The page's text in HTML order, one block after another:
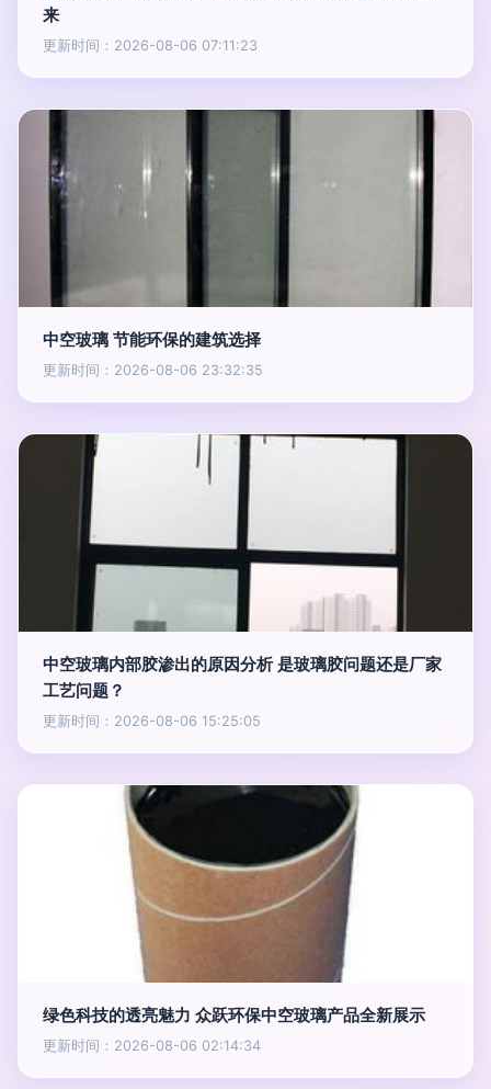
来
更新时间：2026-08-06 07:11:23
中空玻璃 节能环保的建筑选择
更新时间：2026-08-06 23:32:35
中空玻璃内部胶渗出的原因分析 是玻璃胶问题还是厂家
工艺问题？
更新时间：2026-08-06 15:25:05
绿色科技的透亮魅力 众跃环保中空玻璃产品全新展示
更新时间：2026-08-06 02:14:34